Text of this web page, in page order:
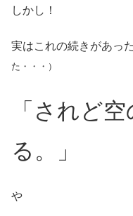
しかし！
実はこれの続きがあっ
た・・・）
「されど
る。」
や